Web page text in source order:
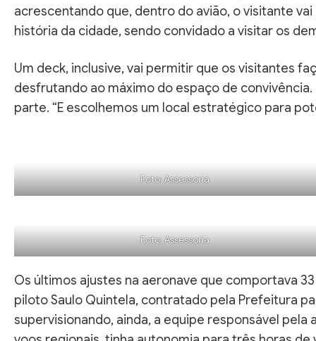
acrescentando que, dentro do avião, o visitante
história da cidade, sendo convidado a visitar os
Um deck, inclusive, vai permitir que os visitantes
desfrutando ao máximo do espaço de
parte. “E escolhemos um local estratégico para
Foto: Assessoria
Foto: Assessoria
Os últimos ajustes na aeronave que comportava
piloto Saulo Quintela, contratado pela Prefeitura
supervisionando, ainda, a equipe responsável